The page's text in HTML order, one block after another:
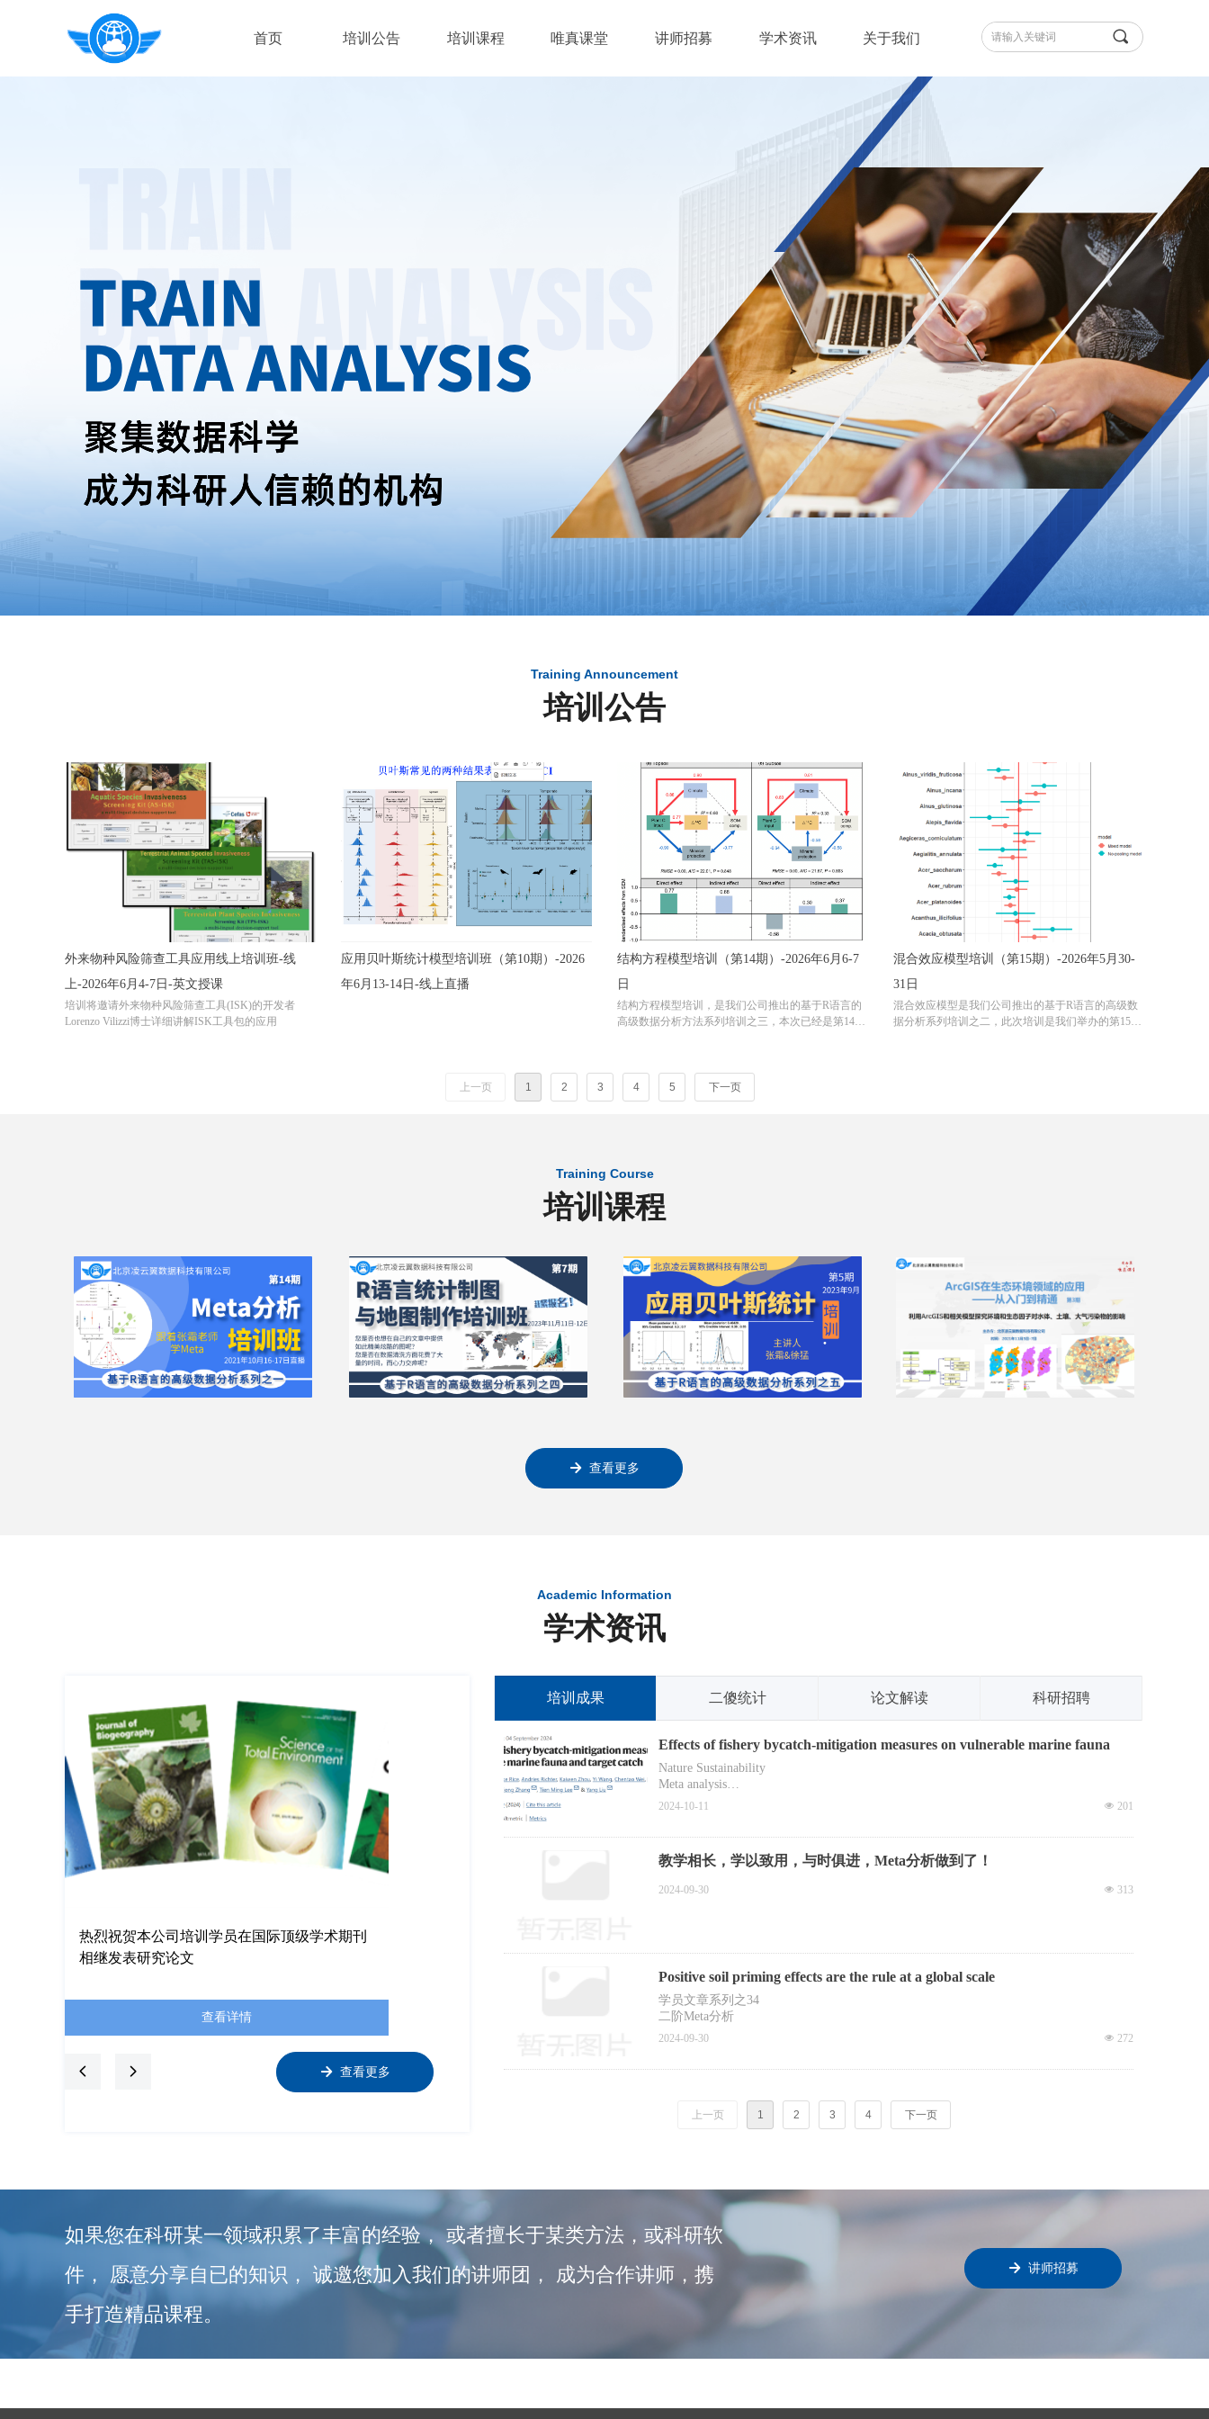
끠
首页 培训公告 培训课程 唯真课堂 讲师招募 学术资讯 关于我们
Training Course
培训课程
녒 查看更多
北京凌云翼数据科技有限公司是一
学术讲座
北京凌云翼数据科技有限公司是一
如果您在科研某一领域积累了丰富的经验， 或者擅长于某类方法，或科研软
件， 愿意分享自已的知识， 诚邀您加入我们的讲师团， 成为合作讲师，携
手打造精品课程。
녒 讲师招募
Academic Information
学术资讯
热烈祝贺本公司培训学员在国际顶级学术期刊
相继发表研究论文
查看详情
넳 넲 녒 查看更多
培训成果 二傻统计 论文解读 科研招聘
Effects of fishery bycatch-mitigation measures on vulnerable marine fauna
and target catch
Nature Sustainability
Meta analysis
Published: 04 September 2024
넶 201
2024-10-11
教学相长，学以致用，与时俱进，Meta分析做到了！
넶 313
2024-09-30
Positive soil priming effects are the rule at a global scale
学员文章系列之34
二阶Meta分析
넶 272
2024-09-30
上一页 1 2 3 4 下一页
Training Announcement
培训公告
外来物种风险筛查工具应用线上培训班-线
上-2026年6月4-7日-英文授课
培训将邀请外来物种风险筛查工具(ISK)的开发者
Lorenzo Vilizzi博士详细讲解ISK工具包的应用
应用贝叶斯统计模型培训班（第10期）-2026
年6月13-14日-线上直播
结构方程模型培训（第14期）-2026年6月6-7
日
结构方程模型培训，是我们公司推出的基于R语言的
高级数据分析方法系列培训之三，本次已经是第14次
程
混合效应模型培训（第15期）-2026年5月30-
31日
混合效应模型是我们公司推出的基于R语言的高级数
据分析系列培训之二，此次培训是我们举办的第15
上一页
1 2 3 4 5 下一页